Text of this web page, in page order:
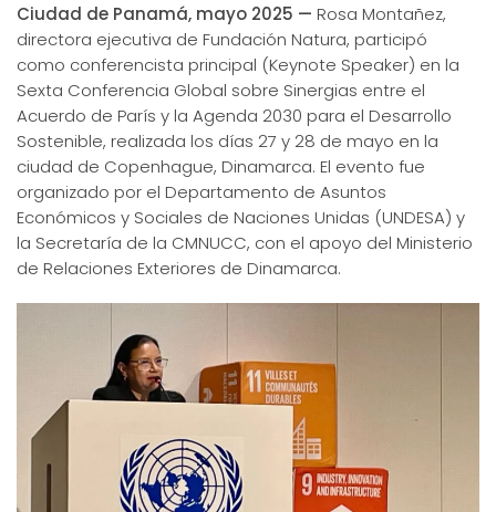
Ciudad de Panamá, mayo 2025 — Rosa Montañez,
directora ejecutiva de Fundación Natura, participó
como conferencista principal (Keynote Speaker) en la
Sexta Conferencia Global sobre Sinergias entre el
Acuerdo de París y la Agenda 2030 para el Desarrollo
Sostenible, realizada los días 27 y 28 de mayo en la
ciudad de Copenhague, Dinamarca. El evento fue
organizado por el Departamento de Asuntos
Económicos y Sociales de Naciones Unidas (UNDESA) y
la Secretaría de la CMNUCC, con el apoyo del Ministerio
de Relaciones Exteriores de Dinamarca.